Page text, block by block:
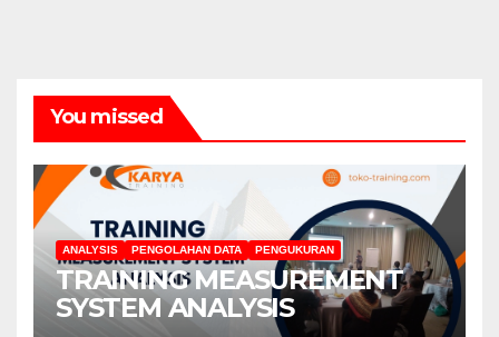
You missed
ANALYSIS PENGOLAHAN DATA PENGUKURAN
TRAINING MEASUREMENT
SYSTEM ANALYSIS